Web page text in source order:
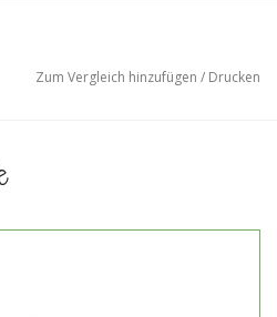
aufbewahren. Bleibt wochenlang
Zum Vergleich hinzufügen / Drucken